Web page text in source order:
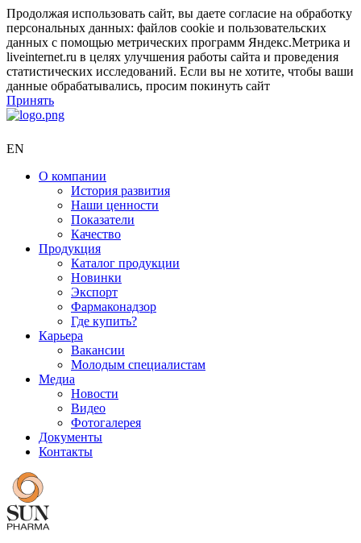
Продолжая использовать сайт, вы даете согласие на обработку
персональных данных: файлов cookie и пользовательских
данных с помощью метрических программ Яндекс.Метрика и
liveinternet.ru в целях улучшения работы сайта и проведения
статистических исследований. Если вы не хотите, чтобы ваши
данные обрабатывались, просим покинуть сайт
Принять
EN
О компании
История развития
Наши ценности
Показатели
Качество
Продукция
Каталог продукции
Новинки
Экспорт
Фармаконадзор
Где купить?
Карьера
Вакансии
Молодым специалистам
Медиа
Новости
Видео
Фотогалерея
Документы
Контакты